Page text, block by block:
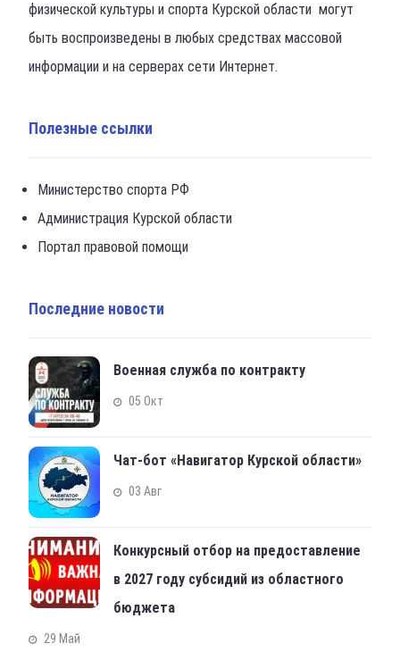
физической культуры и спорта Курской области могут
быть воспроизведены в любых средствах массовой
информации и на серверах сети Интернет.
Полезные ссылки
Министерство спорта РФ
Администрация Курской области
Портал правовой помощи
Последние новости
Военная служба по контракту
05 Окт
Чат-бот «Навигатор Курской области»
03 Авг
Конкурсный отбор на предоставление
в 2027 году субсидий из областного
бюджета
29 Май